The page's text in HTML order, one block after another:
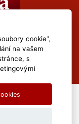
Webdesign by
cookie",
na vašem
s